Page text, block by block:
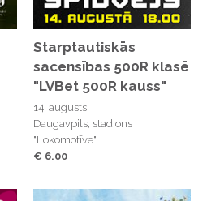
Starptautiskās
sacensības 500R klasē
"LVBet 500R kauss"
14. augusts
Daugavpils, stadions
"Lokomotīve"
€ 6.00